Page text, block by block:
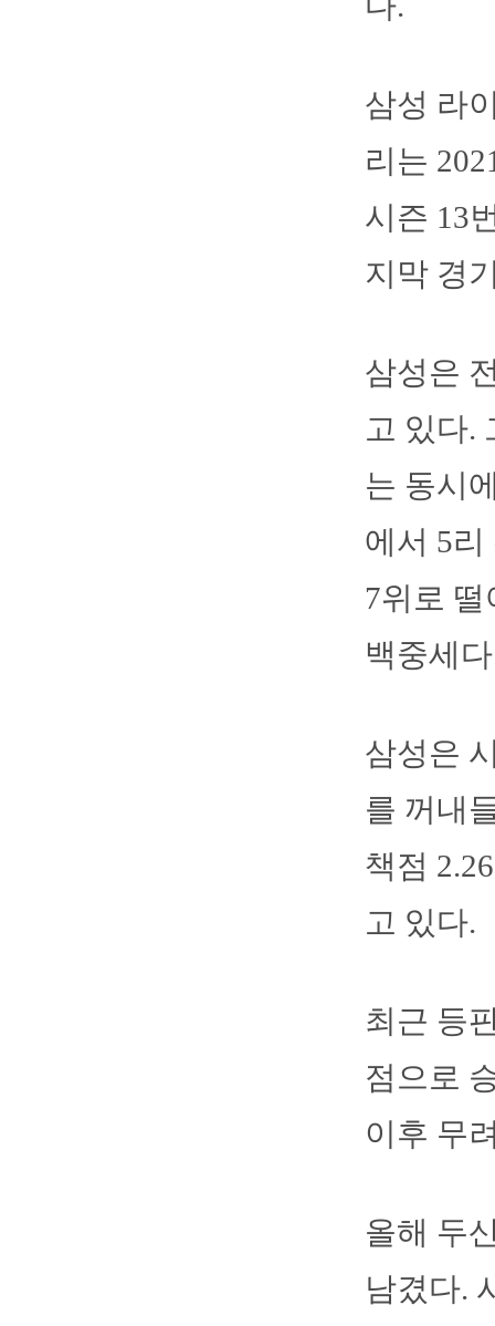
삼성 라
리는
시즌 13
지막 경
삼성은
고 있다.
는 동시
에서 5리
7위로
백중세
삼성은
를 꺼내
책점
고 있다.
최근 등
점으로
이후 무
올해 두
남겼다.